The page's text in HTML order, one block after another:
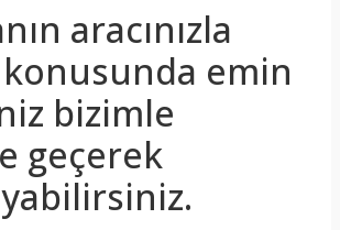
aracınızla
emin
bizimle
geçerek